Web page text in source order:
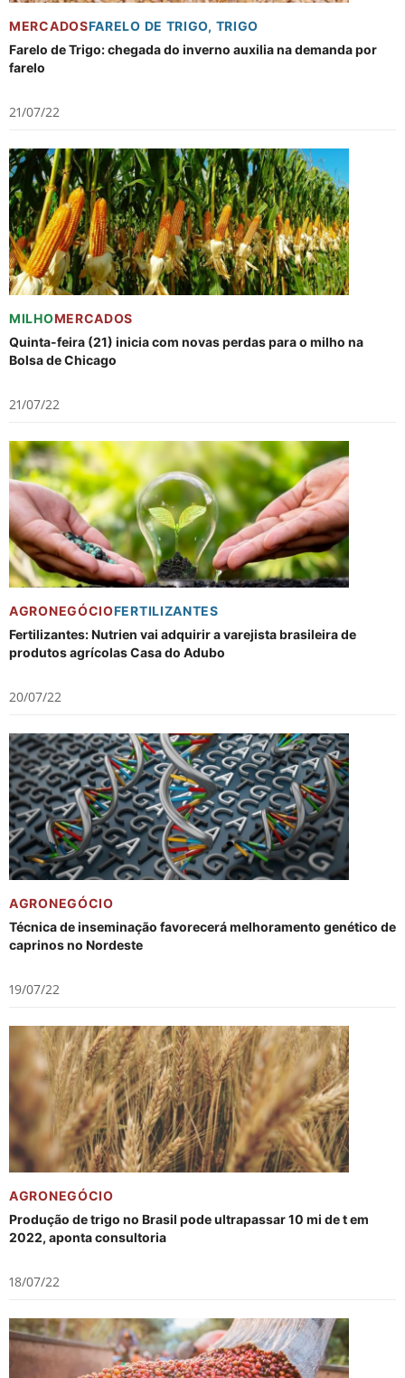
MERCADOSFARELO DE TRIGO, TRIGO
Farelo de Trigo: chegada do inverno auxilia na demanda por
farelo
21/07/22
MILHOMERCADOS
Quinta-feira (21) inicia com novas perdas para o milho na
Bolsa de Chicago
21/07/22
AGRONEGÓCIOFERTILIZANTES
Fertilizantes: Nutrien vai adquirir a varejista brasileira de
produtos agrícolas Casa do Adubo
20/07/22
AGRONEGÓCIO
Técnica de inseminação favorecerá melhoramento genético de
caprinos no Nordeste
19/07/22
AGRONEGÓCIO
Produção de trigo no Brasil pode ultrapassar 10 mi de t em
2022, aponta consultoria
18/07/22